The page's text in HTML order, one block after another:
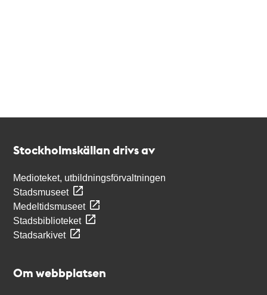
Stockholmskällan drivs av
Medioteket, utbildningsförvaltningen
Stadsmuseet
Medeltidsmuseet
Stadsbiblioteket
Stadsarkivet
Om webbplatsen